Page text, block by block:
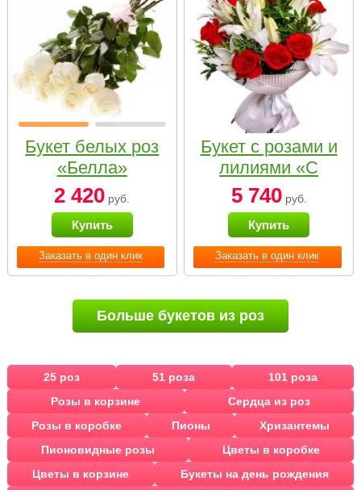
Заказать в один клик
Букет белых роз
«Белла»
2 420 руб.
Купить
Заказать в один клик
Букет с розами и
лилиями «С
наилучшими
пожеланиями»
5 740руб.
Купить
Больше букетов из роз
25 роз 51 роза
101 роза
Розы в корзине
Сердца из роз
Розы в коробке
Пионы
Хризантемы
Пионовидные розы
Цветы в коробке
Цветы в корзине
Букеты на день рождения